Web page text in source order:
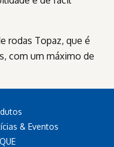
rodas Topaz, que é
com um máximo de
& Eventos